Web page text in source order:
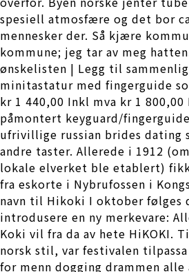
spesiell atmosfære og det bor
mennesker der. Så kjære
kommune; jeg tar av meg
ønskelisten | Legg til
minitastatur med fingerguide
kr 1 440,00 Inkl mva kr 1
påmontert keyguard/
ufrivillige russian brides dating
andre taster. Allerede i 1912
lokale elverket ble etablert)
fra eskorte i Nybrufossen i
navn til Hikoki I oktober følges
introdusere en ny merkevare:
Koki vil fra da av hete HiKOKI.
norsk stil, var festivalen
for menn dogging drammen alle